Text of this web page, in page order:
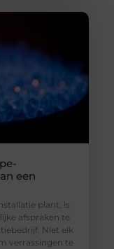
een
plant, is
afspraken te
Niet elk
verrassingen te